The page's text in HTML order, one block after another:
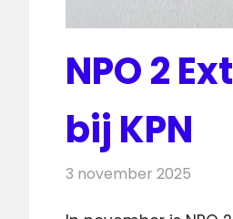
NPO 2
bij KPN
3 november 2025